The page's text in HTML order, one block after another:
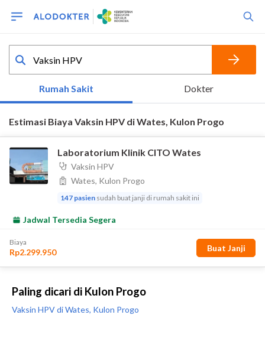
Paling dicari di Kulon Progo
Vaksin HPV di Wates, Kulon Progo